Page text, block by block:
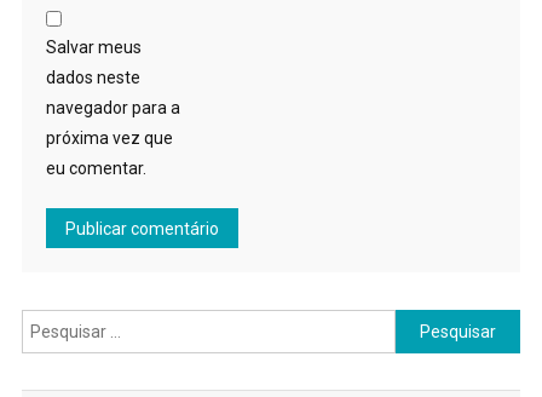
Salvar meus
dados neste
navegador para a
próxima vez que
eu comentar.
Pesquisar
por: